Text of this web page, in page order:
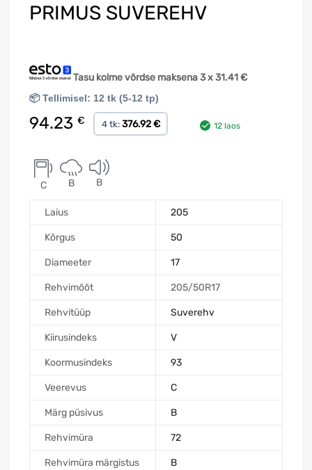
PRIMUS SUVEREHV
Tasu kolme võrdse maksena 3 x31.41€
📦 Tellimisel: 12 tk (5-12 tp)
94.23 € 4 tk: 376.92 € 12 laos
C B B
Laius 205
Kõrgus 50
Diameeter 17
Rehvimõõt 205/50R17
Rehvitüüp Suverehv
Kiirusindeks V
Koormusindeks 93
Veerevus C
Märg püsivus B
Rehvimüra 72
Rehvimüra märgistus B